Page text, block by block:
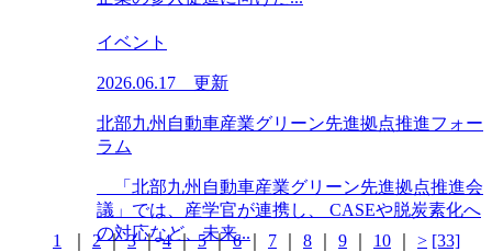
イベント
2026.06.17 更新
北部九州自動車産業グリーン先進拠点推進フォー
ラム
「北部九州自動車産業グリーン先進拠点推進会
議」では、産学官が連携し、 CASEや脱炭素化へ
の対応など、未来...
1 2｜3｜4｜5｜6｜ 7 8 9 10 > [33]